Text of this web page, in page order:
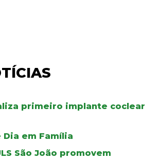
primeiro implante coclear
Dia em Família
São João promovem